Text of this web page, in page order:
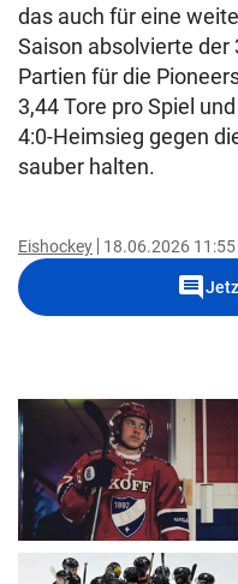
das auch für eine
Saison absolvierte der
Partien für die
3,44 Tore pro Spiel
4:0-Heimsieg gegen
sauber halten.
Eishockey 18.06.2026 11:55
comment